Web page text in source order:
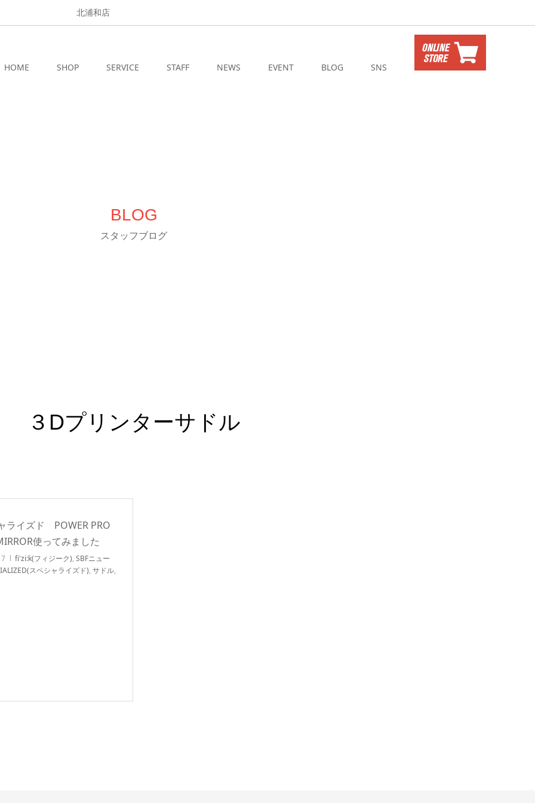
北浦和店
HOME SHOP SERVICE STAFF NEWS EVENT BLOG SNS
BLOG
スタッフブログ
３Dプリンターサドル
ライズド POWER PRO
使ってみました
fi'zi:k(フィジーク), SBFニュー
スペシャライズド), サドル,